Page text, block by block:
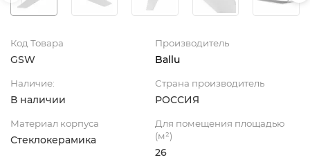
Код Товара
GSW
Производитель
Ballu
Наличие:
В наличии
Страна производитель
РОССИЯ
Материал корпуса
Стеклокерамика
Для помещения площадью
(м²)
26